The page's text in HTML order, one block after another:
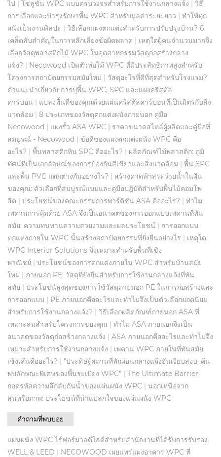
ไป | โซลูชั่น WPC แบบครบวงจรสำหรับการใช้งานกลางแจ้ง | วิธี
การเลือกและบำรุงรักษาพื้น WPC สำหรับมูลค่าระยะยาว | ทำให้ทุก
ผนังเป็นงานศิลปะ | วิธีเลือกแผงตกแต่งสำหรับการปรับปรุงบ้าน? 6
เคล็ดลับสำคัญในการหลีกเลี่ยงข้อผิดพลาด | เหตุใดผู้คนจำนวนมากจึง
เลือกวัสดุพลาสติกไม้ WPC ในอุตสาหกรรมวัสดุก่อสร้างกลาง
แจ้ง? | Necowood เปิดตัวท่อไม้ WPC ที่มีประสิทธิภาพสูงสำหรับ
โครงการสถาปัตยกรรมสมัยใหม่ | วัสดุอะไรที่ดีที่สุดสำหรับโรงแรม?
คำแนะนำเกี่ยวกับการปูพื้น WPC, SPC และแผงคริสตัล
คาร์บอน | แปลงพื้นที่ของคุณด้วยแผ่นคริสตัลคาร์บอนที่เป็นมิตรกับสิ่ง
แวดล้อม | 8 ประเภทของวัสดุตกแต่งผนังภายนอก คู่มือ
Necowood | แผงรั้ว ASA WPC | ราคาขนาดสไตล์ผู้ผลิตและคู่มือที่
สมบูรณ์ - Necowood | ข้อดีของแผงตกแต่งผนัง WPC คือ
อะไร? | พื้นพลาสติกหิน SPC คืออะไร? | ผลิตภัณฑ์ไม้พลาสติก: ภูมิ
ทัศน์ที่เป็นเอกลักษณ์ของการป้องกันสีเขียวและสิ่งแวดล้อม | พื้น SPC
และพื้น PVC แตกต่างกันอย่างไร? | สร้างดาดฟ้าสระว่ายน้ำในฝัน
ของคุณ: ตัวเลือกที่สมบูรณ์แบบและคู่มือปฏิบัติสำหรับพื้นไม้คอมโพ
สิต | ประโยชน์ของคณะกรรมการพาร์ติชัน ASA คืออะไร? | ทำไม
เพดานการหุ้มด้วย ASA จึงเป็นอนาคตของการออกแบบเพดานที่ทัน
สมัย: ความทนทานความสวยงามและผลประโยชน์ | การออกแบบ
ตกแต่งภายใน WPC นั้นสร้างสถาปัตยกรรมที่ยั่งยืนอย่างไร | เหตุใด
WPC Interior Solutions จึงเหมาะสำหรับพื้นที่เชิง
พาณิชย์ | ประโยชน์ของการตกแต่งภายใน WPC สำหรับบ้านสมัย
ใหม่ | ภายนอก PE: วัสดุที่ยั่งยืนสำหรับการใช้งานกลางแจ้งที่ทัน
สมัย | ประโยชน์สูงสุดของการใช้วัสดุภายนอก PE ในการก่อสร้างและ
การออกแบบ | PE ภายนอกคืออะไรและทำไมจึงเป็นตัวเลือกยอดนิยม
สำหรับการใช้งานกลางแจ้ง? | วิธีเลือกผลิตภัณฑ์ภายนอก ASA ที่
เหมาะสมสำหรับโครงการของคุณ | ทำไม ASA ภายนอกจึงเป็น
อนาคตของวัสดุก่อสร้างกลางแจ้ง | ASA ภายนอกคืออะไรและทำไมจึง
เหมาะสำหรับการใช้งานกลางแจ้ง | เพดาน WPC ภายในที่ทันสมัย
เชิงเส้นคืออะไร? | "ประดิษฐ์สถานที่พักผ่อนกลางแจ้งอันเงียบสงบ: ค้น
พบลักษณะพิเศษของพื้นระเบียง WPC" | The Ultimate Barrier:
ถอดรหัสความลึกลับกันน้ำของแผ่นผนัง WPC | นอกเหนือจาก
สุนทรียภาพ: ประโยชน์ที่น่าแปลกใจของแผ่นผนัง WPC
คำถามที่พบบ่อย
แผ่นผนัง WPC ไร้ฟอร์มาลดีไฮด์สำหรับสำนักงานที่ได้รับการรับรอง
WELL & LEED | NECOWOOD เผยแพร่แผงอาคาร WPC ที่